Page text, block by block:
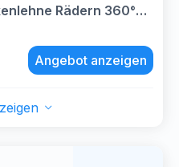
Rädern 360°
Schwarz
Angebot anzeigen